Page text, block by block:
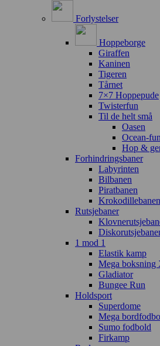
Forlystelser
Hoppeborge
Giraffen
Kaninen
Tigeren
Tårnet
7×7 Hoppepude
Twisterfun
Til de helt små
Oasen
Ocean-fun
Hop &
Forhindringsbaner
Labyrinten
Bilbanen
Piratbanen
Krokodillebanen
Rutsjebaner
1 mod 1
Elastik kamp
Mega boksning
Gladiator
Bungee Run
Holdsport
Superdome
Mega
Sumo fodbold
Firkamp